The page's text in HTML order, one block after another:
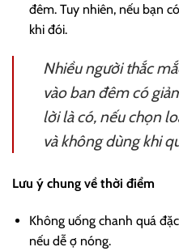
đêm. Tuy nhiên, nếu bạn
khi đói.
Nhiều người thắc
vào ban đêm có
lời là có, nếu chọn
và không dùng khi
Lưu ý chung về thời điểm
Không uống chanh quá
nếu dễ ợ nóng.